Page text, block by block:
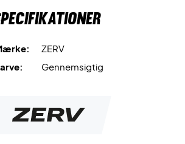
ZERV
Gennemsigtig